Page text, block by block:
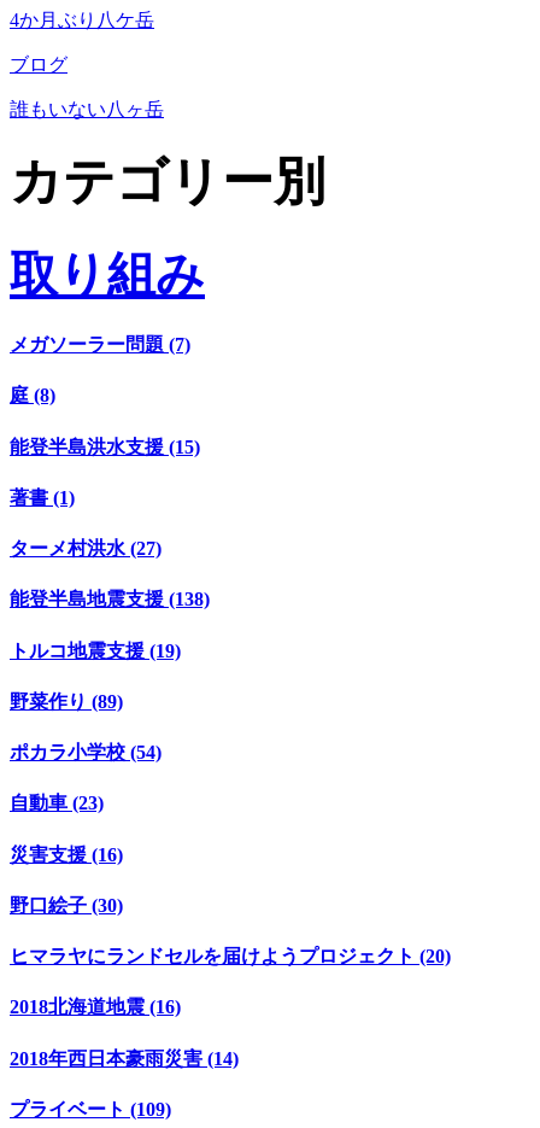
4か月ぶり八ケ岳
ブログ
誰もいない八ヶ岳
カテゴリー別
取り組み
メガソーラー問題 (7)
庭 (8)
能登半島洪水支援 (15)
著書 (1)
ターメ村洪水 (27)
能登半島地震支援 (138)
トルコ地震支援 (19)
野菜作り (89)
ポカラ小学校 (54)
自動車 (23)
災害支援 (16)
野口絵子 (30)
ヒマラヤにランドセルを届けようプロジェクト (20)
2018北海道地震 (16)
2018年西日本豪雨災害 (14)
プライベート (109)